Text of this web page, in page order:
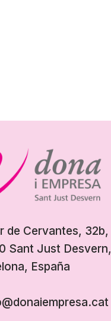
de Cervantes, 32b,
Sant Just Desvern,
España